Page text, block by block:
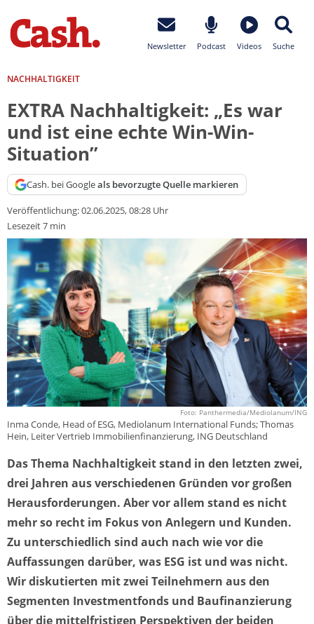
Newsletter Podcast Videos Suche
NACHHALTIGKEIT
EXTRA Nachhaltigkeit: „Es war
und ist eine echte Win-Win-
Situation”
Cash. bei Googleals bevorzugte Quelle markieren
Veröffentlichung:02.06.2025, 08:28 Uhr
Lesezeit 7 min
Foto: Panthermedia/Mediolanum/ING
Inma Conde, Head of ESG, Mediolanum International Funds; Thomas
Hein, Leiter Vertrieb Immobilienfinanzierung, ING Deutschland
Das Thema Nachhaltigkeit stand in den letzten zwei,
drei Jahren aus verschiedenen Gründen vor großen
Herausforderungen. Aber vor allem stand es nicht
mehr so recht im Fokus von Anlegern und Kunden.
Zu unterschiedlich sind auch nach wie vor die
Auffassungen darüber, was ESG ist und was nicht.
Wir diskutierten mit zwei Teilnehmern aus den
Segmenten Investmentfonds und Baufinanzierung
über die mittelfristigen Perspektiven der beiden